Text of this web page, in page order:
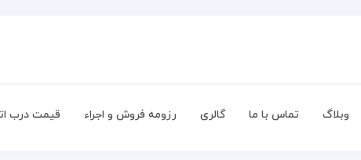
وبلاگ تماس با ما گالری رزومه فروش و اجراء قیمت درب